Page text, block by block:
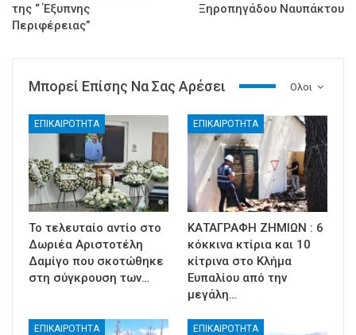
της “ Έξυπνης
Περιφέρειας”
Ξηροπηγάδου Ναυπάκτου
Ολοι
Μπορεί Επίσης Να Σας Αρέσει
ΕΠΙΚΑΙΡΟΤΗΤΑ
Το τελευταίο αντίο στο
Δωριέα Αριστοτέλη
Δαμίγο που σκοτώθηκε
στη σύγκρουση των…
ΕΠΙΚΑΙΡΟΤΗΤΑ
ΚΑΤΑΓΡΑΦΗ ΖΗΜΙΩΝ : 6
κόκκινα κτίρια και 10
κίτρινα στο Κλήμα
Ευπαλίου από την
μεγάλη…
ΕΠΙΚΑΙΡΟΤΗΤΑ ΕΠΙΚΑΙΡΟΤΗΤΑ